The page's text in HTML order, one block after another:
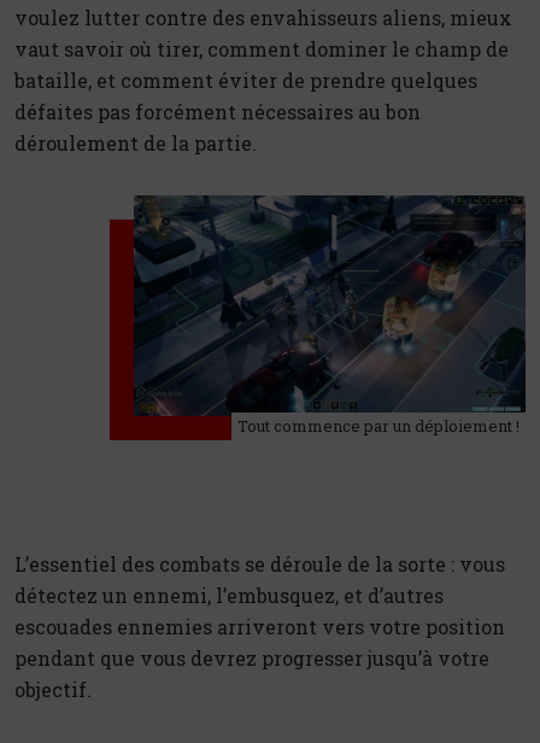
voulez lutter contre des envahisseurs aliens, mieux
vaut savoir où tirer, comment dominer le champ de
bataille, et comment éviter de prendre quelques
défaites pas forcément nécessaires au bon
déroulement de la partie.
Tout commence par un déploiement !
L’essentiel des combats se déroule de la sorte : vous
détectez un ennemi, l’embusquez, et d’autres
escouades ennemies arriveront vers votre position
pendant que vous devrez progresser jusqu’à votre
objectif.